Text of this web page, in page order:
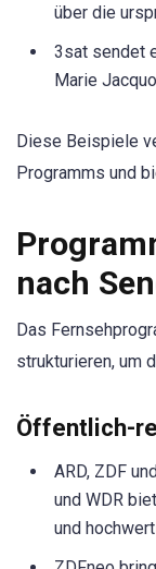
über die
3sat sendet
Marie
Diese Beispiele
Programms und
nach
Das
strukturieren, um
Öffentlich-
ARD, ZDF
und WDR
und